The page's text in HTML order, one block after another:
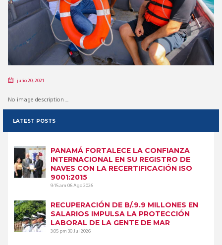
julio 20, 2021
No image description ...
LATEST POSTS
PANAMÁ FORTALECE LA CONFIANZA
INTERNACIONAL EN SU REGISTRO DE
NAVES CON LA RECERTIFICACIÓN ISO
9001:2015
9:15 am06 Ago 2026
RECUPERACIÓN DE B/.9.9 MILLONES EN
SALARIOS IMPULSA LA PROTECCIÓN
LABORAL DE LA GENTE DE MAR
3:05 pm30 Jul 2026